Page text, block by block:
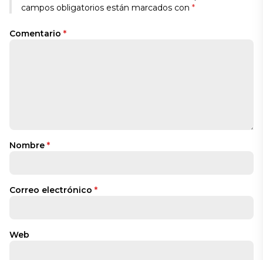
campos obligatorios están marcados con *
Comentario *
Nombre *
Correo electrónico *
Web